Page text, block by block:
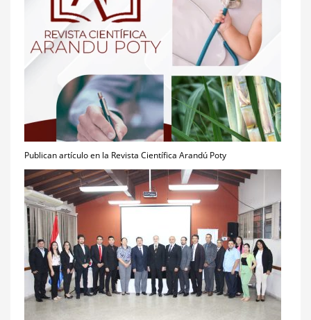
Publican artículo en la Revista Científica Arandú Poty